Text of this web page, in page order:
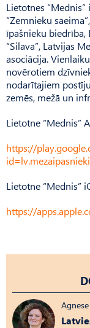
Lietotnes
“Zemnieku
īpašnieku biedrība,
“Silava”, Latvijas
asociācija.
novērotiem
nodarītajiem
zemēs, mežā un
Lietotne “Mednis”
https://
Lietotne “Mednis”
https://